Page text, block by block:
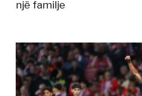
një familje